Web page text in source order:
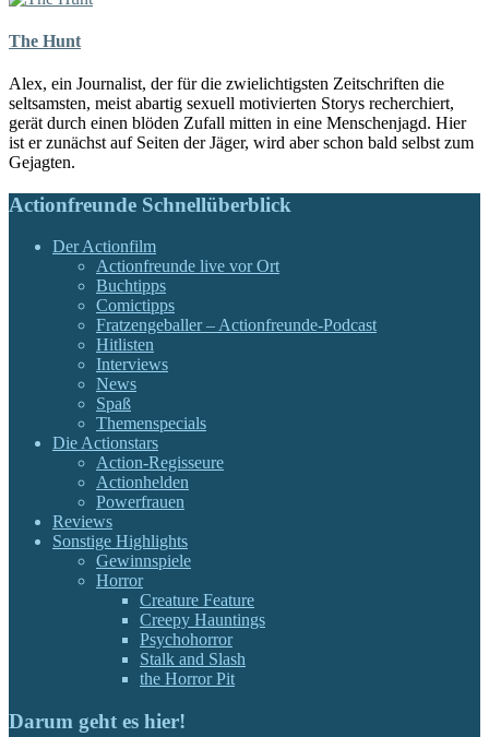
The Hunt
Alex, ein Journalist, der für die zwielichtigsten Zeitschriften die
seltsamsten, meist abartig sexuell motivierten Storys recherchiert,
gerät durch einen blöden Zufall mitten in eine Menschenjagd. Hier
ist er zunächst auf Seiten der Jäger, wird aber schon bald selbst zum
Gejagten.
Actionfreunde Schnellüberblick
Der Actionfilm
Actionfreunde live vor Ort
Buchtipps
Comictipps
Fratzengeballer – Actionfreunde-Podcast
Hitlisten
Interviews
News
Spaß
Themenspecials
Die Actionstars
Action-Regisseure
Actionhelden
Powerfrauen
Reviews
Sonstige Highlights
Gewinnspiele
Horror
Creature Feature
Creepy Hauntings
Psychohorror
Stalk and Slash
the Horror Pit
Darum geht es hier!